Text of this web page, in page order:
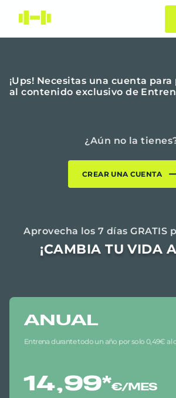
¡Ups! Necesitas una cuenta
al contenido exclusivo de
¿Aún no la
CREAR UNA CUENTA
Aprovecha los 7 días GRATIS
¡CAMBIA TU VIDA
ANUAL
Entrena durante todo un año por solo 0,49€ al
14,99*€/MES
Entrena Virtual | App de